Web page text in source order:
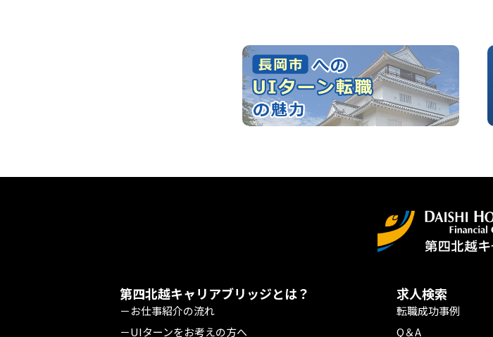
第四北越キャリアブリッジとは？
－お仕事紹介の流れ
－UIターンをお考えの方へ
求人検索
転職成功事例
Q＆A